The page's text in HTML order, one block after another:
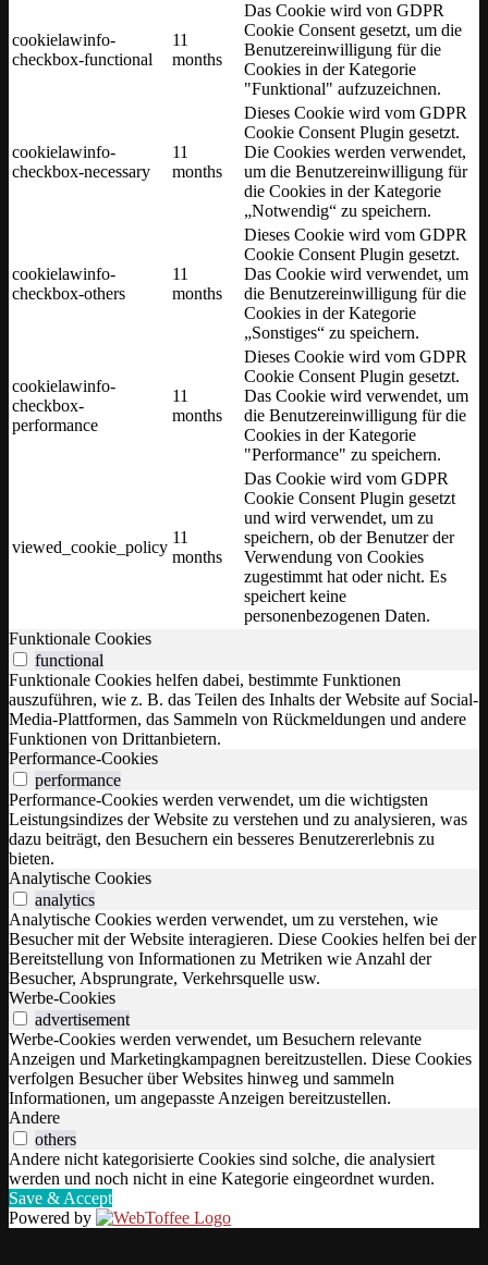
cookielawinfo-
checkbox-functional
11
months
Das Cookie wird von GDPR
Cookie Consent gesetzt, um die
Benutzereinwilligung für die
Cookies in der Kategorie
"Funktional" aufzuzeichnen.
cookielawinfo-
checkbox-necessary
11
months
Dieses Cookie wird vom GDPR
Cookie Consent Plugin gesetzt.
Die Cookies werden verwendet,
um die Benutzereinwilligung für
die Cookies in der Kategorie
„Notwendig“ zu speichern.
cookielawinfo-
checkbox-others
11
months
Dieses Cookie wird vom GDPR
Cookie Consent Plugin gesetzt.
Das Cookie wird verwendet, um
die Benutzereinwilligung für die
Cookies in der Kategorie
„Sonstiges“ zu speichern.
cookielawinfo-
checkbox-
performance
11
months
Dieses Cookie wird vom GDPR
Cookie Consent Plugin gesetzt.
Das Cookie wird verwendet, um
die Benutzereinwilligung für die
Cookies in der Kategorie
"Performance" zu speichern.
viewed_cookie_policy
11
months
Das Cookie wird vom GDPR
Cookie Consent Plugin gesetzt
und wird verwendet, um zu
speichern, ob der Benutzer der
Verwendung von Cookies
zugestimmt hat oder nicht. Es
speichert keine
personenbezogenen Daten.
Funktionale Cookies
functional
Funktionale Cookies helfen dabei, bestimmte Funktionen
auszuführen, wie z. B. das Teilen des Inhalts der Website auf Social-
Media-Plattformen, das Sammeln von Rückmeldungen und andere
Funktionen von Drittanbietern.
Performance-Cookies
performance
Performance-Cookies werden verwendet, um die wichtigsten
Leistungsindizes der Website zu verstehen und zu analysieren, was
dazu beiträgt, den Besuchern ein besseres Benutzererlebnis zu
bieten.
Analytische Cookies
analytics
Analytische Cookies werden verwendet, um zu verstehen, wie
Besucher mit der Website interagieren. Diese Cookies helfen bei der
Bereitstellung von Informationen zu Metriken wie Anzahl der
Besucher, Absprungrate, Verkehrsquelle usw.
Werbe-Cookies
advertisement
Werbe-Cookies werden verwendet, um Besuchern relevante
Anzeigen und Marketingkampagnen bereitzustellen. Diese Cookies
verfolgen Besucher über Websites hinweg und sammeln
Informationen, um angepasste Anzeigen bereitzustellen.
Andere
others
Andere nicht kategorisierte Cookies sind solche, die analysiert
werden und noch nicht in eine Kategorie eingeordnet wurden.
Save & Accept
Powered by